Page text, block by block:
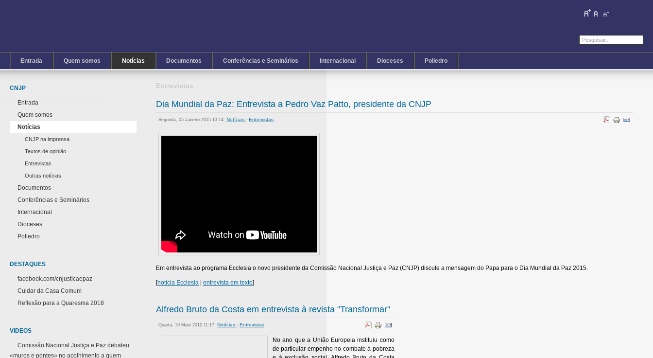
Entrada Quem somos Notícias Documentos Conferências e Seminários Internacional Dioceses Poliedro
Entrevistas
Dia Mundial da Paz: Entrevista a Pedro Vaz Patto, presidente da CNJP
Segunda, 05 Janeiro 2015 13:14 Notícias - Entrevistas
Em entrevista ao programa Ecclesia o novo presidente da Comissão Nacional Justiça e Paz (CNJP) discute a mensagem do Papa para o Dia Mundial da Paz 2015.
[notícia Ecclesia| entrevista em texto]
Alfredo Bruto da Costa em entrevista à revista "Transformar"
Quarta, 19 Maio 2010 11:17 Notícias - Entrevistas
No ano que a União Europeia instituiu como
de particular empenho no combate à pobreza
CNJP
Entrada
Quem somos
Notícias
CNJP na imprensa
Textos de opinião
Entrevistas
Outras notícias
Documentos
Conferências e Seminários
Internacional
Dioceses
Poliedro
DESTAQUES
facebook.com/cnjusticaepaz
Cuidar da Casa Comum
Reflexão para a Quaresma 2018
VIDEOS
Comissão Nacional Justiça e Paz debateu
«muros e pontes» no acolhimento a quem